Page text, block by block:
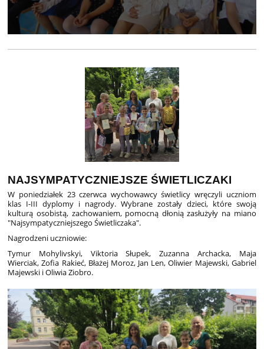
NAJSYMPATYCZNIEJSZE ŚWIETLICZAKI
W poniedziałek 23 czerwca wychowawcy świetlicy wręczyli uczniom
klas I-III dyplomy i nagrody. Wybrane zostały dzieci, które swoją
kulturą osobistą, zachowaniem, pomocną dłonią zasłużyły na miano
"Najsympatyczniejszego Świetliczaka".
Nagrodzeni uczniowie:
Tymur Mohylivskyi, Viktoria Słupek, Zuzanna Archacka, Maja
Wierciak, Zofia Rakieć, Błażej Moroz, Jan Len, Oliwier Majewski, Gabriel
Majewski i Oliwia Ziobro.